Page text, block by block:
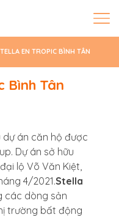
EN TROPIC BÌNH TÂN
Bình Tân
dự án căn hộ được
Dự án sở hữu
lộ Võ Văn Kiệt,
4/2021.Stella
các dòng sản
trường bất động